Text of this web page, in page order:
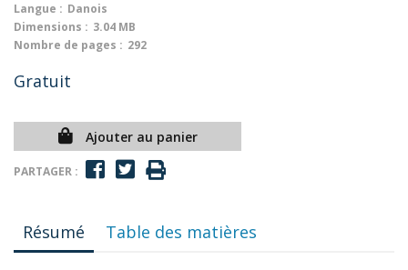
Langue : Danois
Dimensions : 3.04 MB
Nombre de pages : 292
Gratuit
Ajouter au panier
PARTAGER :
Résumé Table des matières